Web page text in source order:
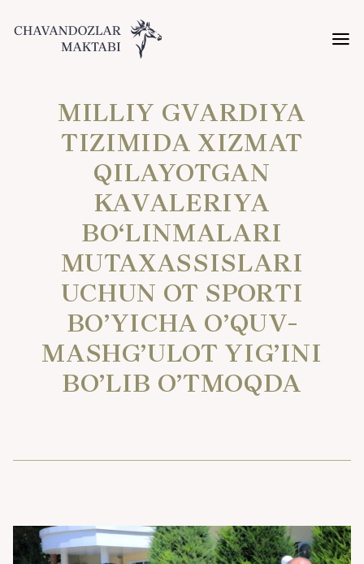
MILLIY GVARDIYA
TIZIMIDA XIZMAT
QILAYOTGAN
KAVALERIYA
BO‘LINMALARI
MUTAXASSISLARI
UCHUN OT SPORTI
BO’YICHA O’QUV-
MASHG’ULOT YIG’INI
BO’LIB O’TMOQDA